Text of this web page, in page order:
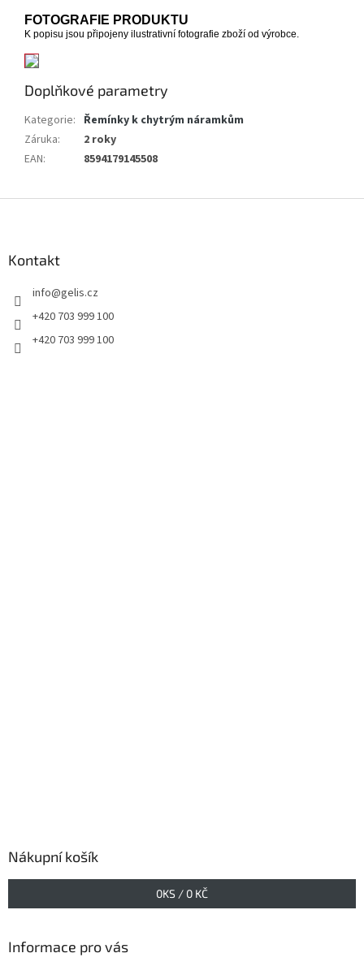
FOTOGRAFIE PRODUKTU
K popisu jsou připojeny ilustrativní fotografie zboží od výrobce.
Doplňkové parametry
Kategorie: Řemínky k chytrým náramkům
Záruka:
2 roky
EAN: 8594179145508
Kontakt
info@gelis.cz
+420 703 999 100
+420 703 999 100
Nákupní košík
0KS / 0 KČ
Informace pro vás